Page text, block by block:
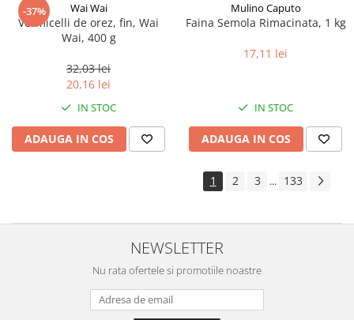
-37% Wai Wai
Vermicelli de orez, fin, Wai
Wai, 400 g
32,03 lei
20,16 lei
IN STOC
ADAUGA IN COS
Mulino Caputo
Faina Semola Rimacinata, 1 kg
17,11 lei
IN STOC
ADAUGA IN COS
1 2 3 ... 133
NEWSLETTER
Nu rata ofertele si promotiile noastre